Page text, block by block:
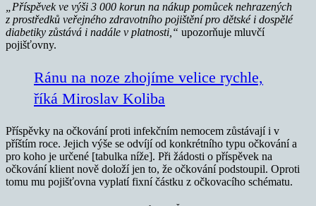
„Příspěvek ve výši 3 000 korun na nákup pomůcek nehrazených
z prostředků veřejného zdravotního pojištění pro dětské i dospělé
diabetiky zůstává i nadále v platnosti,“ upozorňuje mluvčí
pojišťovny.
Ránu na noze zhojíme velice rychle,
říká Miroslav Koliba
Příspěvky na očkování proti infekčním nemocem zůstávají i v
příštím roce. Jejich výše se odvíjí od konkrétního typu očkování a
pro koho je určené [tabulka níže]. Při žádosti o příspěvek na
očkování klient nově doloží jen to, že očkování podstoupil. Oproti
tomu mu pojišťovna vyplatí fixní částku z očkovacího schématu.